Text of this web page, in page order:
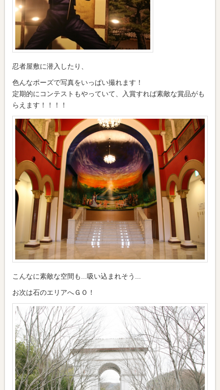
忍者屋敷に潜入したり、
色んなポーズで写真をいっぱい撮れます！
定期的にコンテストもやっていて、入賞すれば素敵な賞品がも
らえます！！！！
こんなに素敵な空間も...吸い込まれそう...
お次は石のエリアへＧＯ！